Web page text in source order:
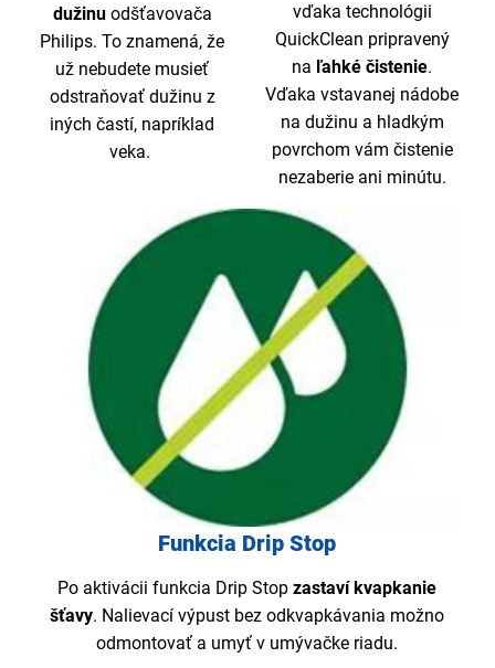
dužinu odšťavovača
Philips. To znamená, že
už nebudete musieť
odstraňovať dužinu z
iných častí, napríklad
veka.
vďaka technológii
QuickClean pripravený
na ľahké čistenie.
Vďaka vstavanej nádobe
na dužinu a hladkým
povrchom vám čistenie
nezaberie ani minútu.
Funkcia Drip Stop
Po aktivácii funkcia Drip Stopzastaví kvapkanie
šťavy. Nalievací výpust bez odkvapkávania možno
odmontovať a umyť v umývačke riadu.